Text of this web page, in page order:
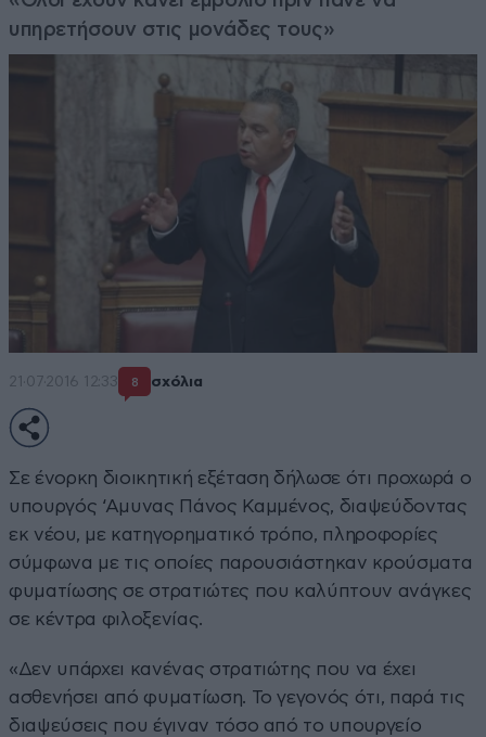
υπηρετήσουν στις μονάδες τους»
21·07·2016 12:33 8 σχόλια
Σε ένορκη διοικητική εξέταση δήλωσε ότι προχωρά ο
υπουργός ‘Αμυνας Πάνος Καμμένος, διαψεύδοντας
εκ νέου, με κατηγορηματικό τρόπο, πληροφορίες
σύμφωνα με τις οποίες παρουσιάστηκαν κρούσματα
φυματίωσης σε στρατιώτες που καλύπτουν ανάγκες
σε κέντρα φιλοξενίας.
«Δεν υπάρχει κανένας στρατιώτης που να έχει
ασθενήσει από φυματίωση. Το γεγονός ότι, παρά τις
διαψεύσεις που έγιναν τόσο από το υπουργείο